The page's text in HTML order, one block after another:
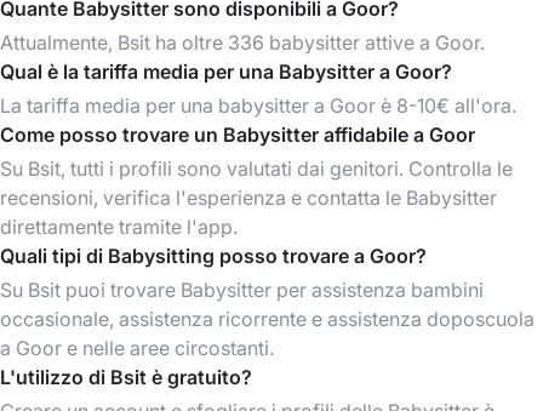
Quante Babysitter sono disponibili a Goor?
Attualmente, Bsit ha oltre 336 babysitter attive a Goor.
Qual è la tariffa media per una Babysitter a Goor?
La tariffa media per una babysitter a Goor è 8-10€ all'ora.
Come posso trovare un Babysitter affidabile a Goor
Su Bsit, tutti i profili sono valutati dai genitori. Controlla le
recensioni, verifica l'esperienza e contatta le Babysitter
direttamente tramite l'app.
Quali tipi di Babysitting posso trovare a Goor?
Su Bsit puoi trovare Babysitter per assistenza bambini
occasionale, assistenza ricorrente e assistenza doposcuola
a Goor e nelle aree circostanti.
L'utilizzo di Bsit è gratuito?